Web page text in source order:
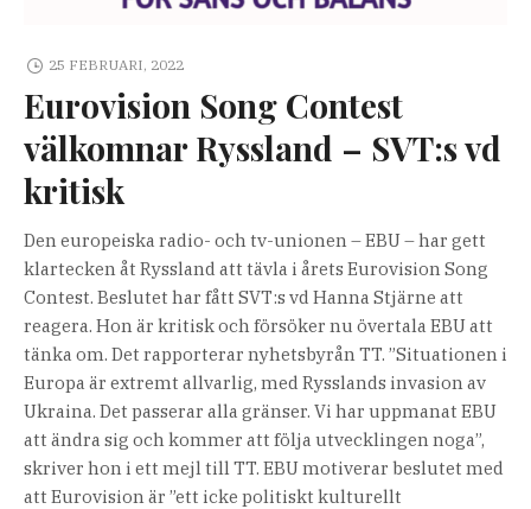
25 FEBRUARI, 2022
Eurovision Song Contest
välkomnar Ryssland – SVT:s vd
kritisk
Den europeiska radio- och tv-unionen – EBU – har gett
klartecken åt Ryssland att tävla i årets Eurovision Song
Contest. Beslutet har fått SVT:s vd Hanna Stjärne att
reagera. Hon är kritisk och försöker nu övertala EBU att
tänka om. Det rapporterar nyhetsbyrån TT. ”Situationen i
Europa är extremt allvarlig, med Rysslands invasion av
Ukraina. Det passerar alla gränser. Vi har uppmanat EBU
att ändra sig och kommer att följa utvecklingen noga”,
skriver hon i ett mejl till TT. EBU motiverar beslutet med
att Eurovision är ”ett icke politiskt kulturellt